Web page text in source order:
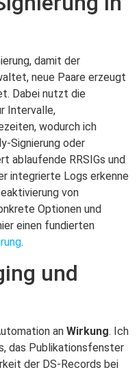
damit der
neue Paare erzeugt
Dabei nutzt die
Intervalle,
wodurch ich
Signierung oder
ablaufende RRSIGs und
integrierte Logs erkenne
von
Optionen und
einen fundierten
.
und
an Wirkung. Ich
das Publikationsfenster
der DS-Records bei